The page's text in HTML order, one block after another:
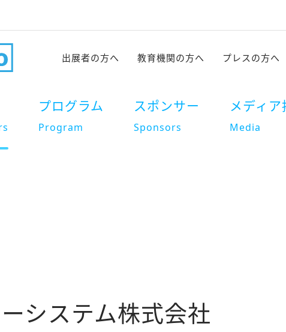
出展者の方へ 教育機関の方へ プレスの方へ
プログラム
Program
スポンサー
Sponsors
メディア
Media
システム株式会社